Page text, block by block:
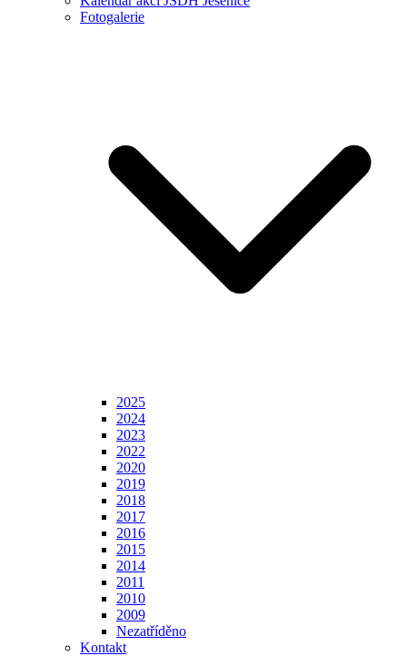
Fotogalerie
2025
2024
2023
2022
2020
2019
2018
2017
2016
2015
2014
2011
2010
2009
Nezatříděno
Kontakt